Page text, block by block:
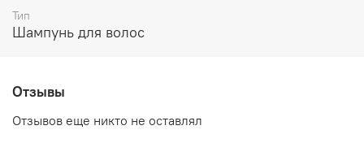
Тип
Шампунь для волос
Отзывы
Отзывов еще никто не оставлял